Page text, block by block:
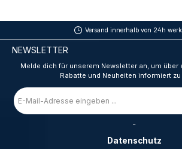
Versand innerhalb von 24h
NEWSLETTER
Melde dich für unserem Newsletter an, um über
Rabatte und Neuheiten informiert zu
E-
Mail-
Adresse
Datenschutz